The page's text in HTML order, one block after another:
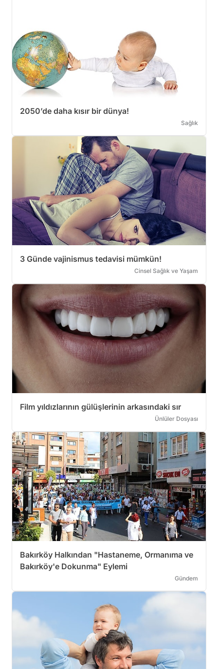
2050’de daha kısır bir dünya!
Sağlık
3 Günde vajinismus tedavisi mümkün!
Cinsel Sağlık ve Yaşam
Film yıldızlarının gülüşlerinin arkasındaki sır
Ünlüler Dosyası
Bakırköy Halkından "Hastaneme, Ormanıma ve
Bakırköy'e Dokunma" Eylemi
Gündem